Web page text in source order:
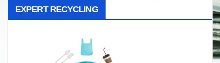
EXPERT RECYCLING